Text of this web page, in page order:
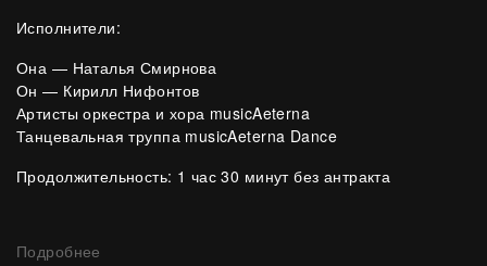
Исполнители:
Она — Наталья Смирнова
Он — Кирилл Нифонтов
Артисты оркестра и хора musicAeterna
Танцевальная труппа musicAeterna Dance
Продолжительность: 1 час 30 минут без антракта
Подробнее